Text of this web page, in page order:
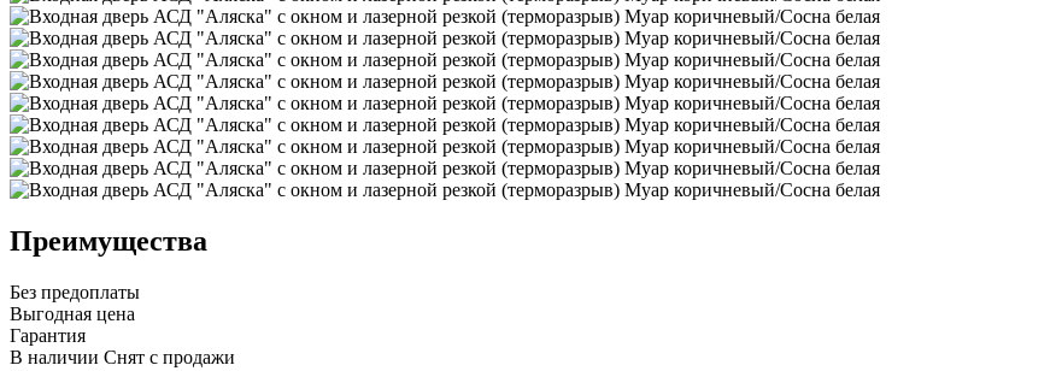
Преимущества
Без предоплаты
Выгодная цена
Гарантия
В наличии Снят с продажи